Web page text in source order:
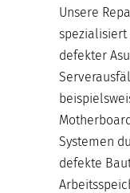
Unsere
spezialisiert
defekter
Systemen
defekte